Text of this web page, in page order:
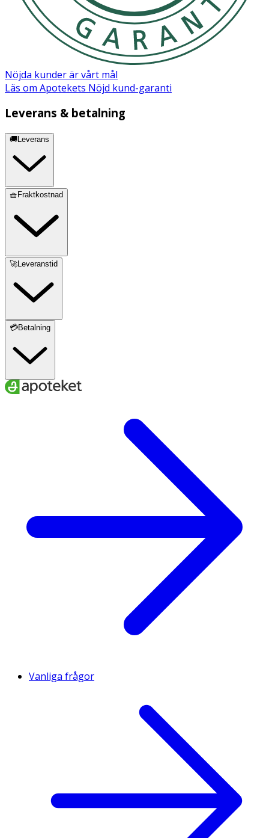
Nöjda kunder är vårt mål
Läs om Apotekets Nöjd kund-garanti
Leverans & betalning
🚚Leverans
🧺Fraktkostnad
🚀Leveranstid
💳Betalning
Vanliga frågor